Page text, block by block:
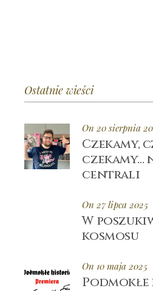
Ostatnie wieści
On 20 sierpnia
Czekamy,
czekamy…
centrali
On 27 lipca 2025
W
kosmosu
On 10 maja 2025